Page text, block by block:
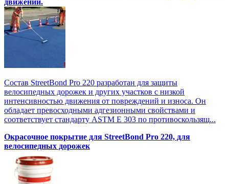
движении.
Состав StreetBond Pro 220 разработан для защиты
велосипедных дорожек и других участков с низкой
интенсивностью движения от повреждений и износа. Он
обладает превосходными адгезионными свойствами и
соответствует стандарту ASTM E 303 по противоскользящ...
Окрасочное покрытие для StreetBond Pro 220, для
велосипедных дорожек